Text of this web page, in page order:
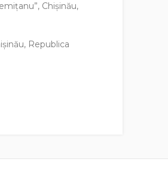
Chişinău,
Republica